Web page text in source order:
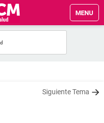
MENU
Siguiente Tema